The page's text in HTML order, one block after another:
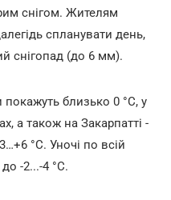
снігом. Жителям
спланувати день,
снігопад (до 6 мм).
покажуть близько 0 °С, у
а також на Закарпатті -
°С. Уночі по всій
-2...-4 °С.